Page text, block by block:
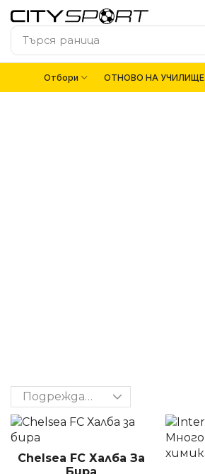
Търся раница
Отбори ОТНОВО НА УЧИЛИЩЕ
Chelsea FC Халба За